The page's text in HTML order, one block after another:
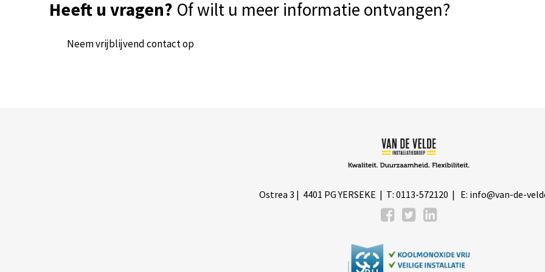
Heeft u vragen? Of wilt u meer informatie ontvangen?
Neem vrijblijvend contact op
Ostrea 3 | 4401 PG YERSEKE | T: 0113-572120 | E: info@van-de-